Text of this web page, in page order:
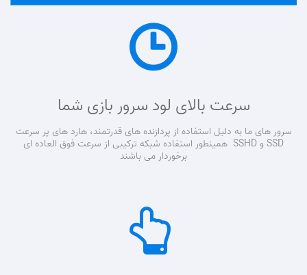
سرعت بالای لود سرور بازی شما
سرور های ما به دلیل استفاده از پردازنده های قدرتمند، هارد های پر سرعت
SSD و SSHD همینطور استفاده شبکه ترکیبی از سرعت فوق العاده ای
برخوردار می باشند